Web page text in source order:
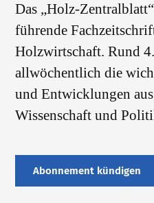
Das „Holz-
führende
Holzwirtschaft. Rund
allwöchentlich die
und Entwicklungen
Wissenschaft und
Abonnement kündigen